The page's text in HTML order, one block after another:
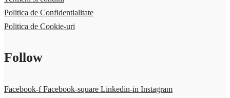
Politica de Confidentialitate
Politica de Cookie-uri
Follow
Facebook-f Facebook-square Linkedin-in Instagram